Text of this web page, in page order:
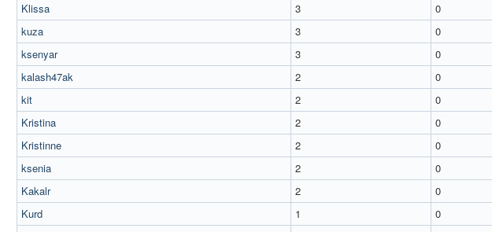
Klissa
3 0
kuza
3 0
ksenyar
3 0
kalash47ak
2 0
kit
2 0
Kristina
2 0
Kristinne
2 0
ksenia
2 0
Kakalr
2 0
Kurd
1 0